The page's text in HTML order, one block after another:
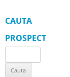
CAUTA
PROSPECT
for: